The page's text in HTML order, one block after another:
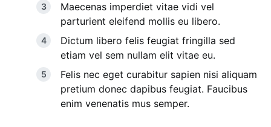
Maecenas imperdiet vitae vidi vel
parturient eleifend mollis eu libero.
Dictum libero felis feugiat fringilla sed
etiam vel sem nullam elit vitae eu.
Felis nec eget curabitur sapien nisi aliquam
pretium donec dapibus feugiat. Faucibus
enim venenatis mus semper.